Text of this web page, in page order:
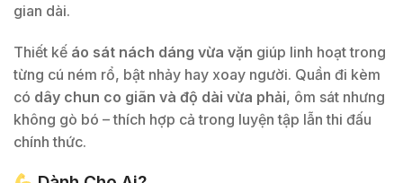
gian dài.
Thiết kế áo sát nách dáng vừa vặn giúp linh hoạt trong
từng cú ném rổ, bật nhảy hay xoay người. Quần đi kèm
có dây chun co giãn và độ dài vừa phải, ôm sát nhưng
không gò bó – thích hợp cả trong luyện tập lẫn thi đấu
chính thức.